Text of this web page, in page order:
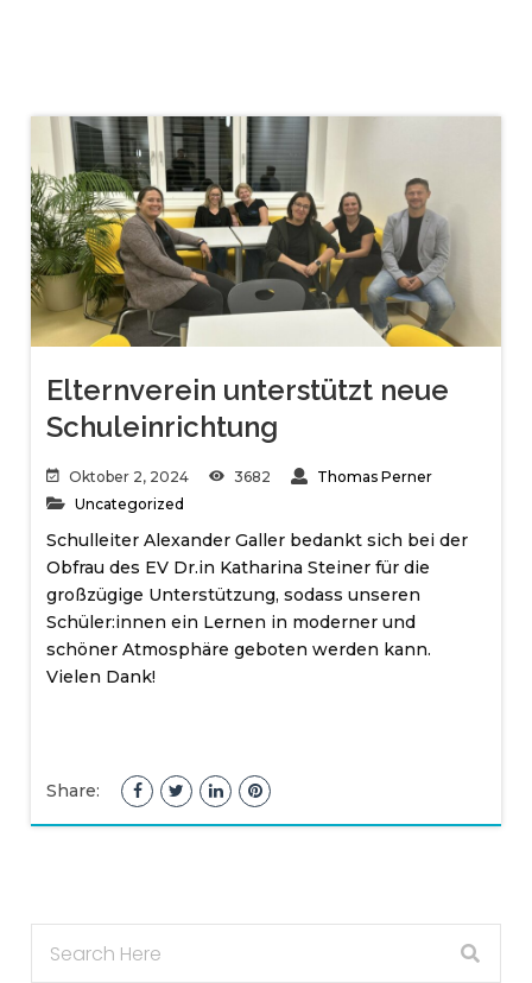
Elternverein unterstützt neue
Schuleinrichtung
Oktober 2, 2024 3682
Thomas Perner
Uncategorized
Schulleiter Alexander Galler bedankt sich bei der
Obfrau des EV Dr.in Katharina Steiner für die
großzügige Unterstützung, sodass unseren
Schüler:innen ein Lernen in moderner und
schöner Atmosphäre geboten werden kann.
Vielen Dank!
Share: